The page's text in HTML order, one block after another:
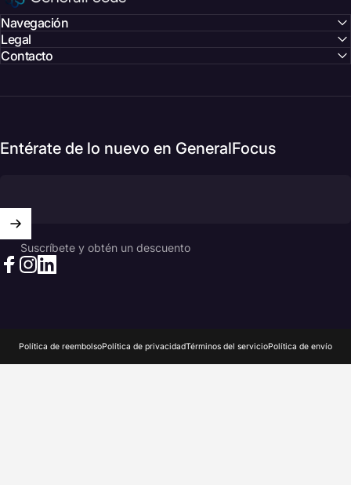
Navegación
Legal
Contacto
Entérate de lo nuevo en GeneralFocus
Suscríbete y obtén un descuento
Política de reembolsoPolítica de privacidadTérminos del servicioPolítica de envío